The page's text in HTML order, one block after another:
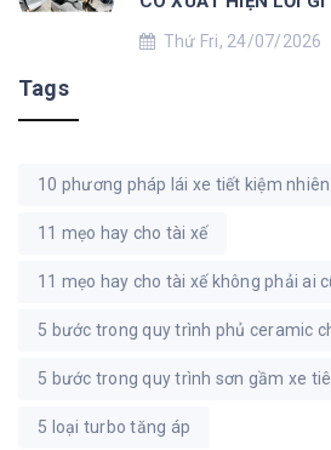
Thứ Fri, 24/07/2026
Tags
10 phương pháp lái xe tiết kiệm nhiên
11 mẹo hay cho tài xế
11 mẹo hay cho tài xế không phải ai
5 bước trong quy trình phủ ceramic
5 bước trong quy trình sơn gầm xe
5 loại turbo tăng áp